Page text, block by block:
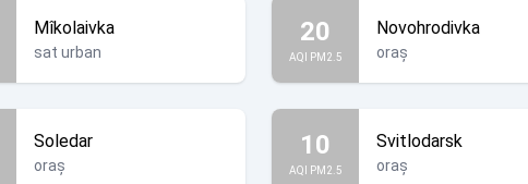
Mîkolaivka
sat urban
20
AQI PM2.5
Novohrodivka
oraș
Soledar
oraș
10
AQI PM2.5
Svitlodarsk
oraș